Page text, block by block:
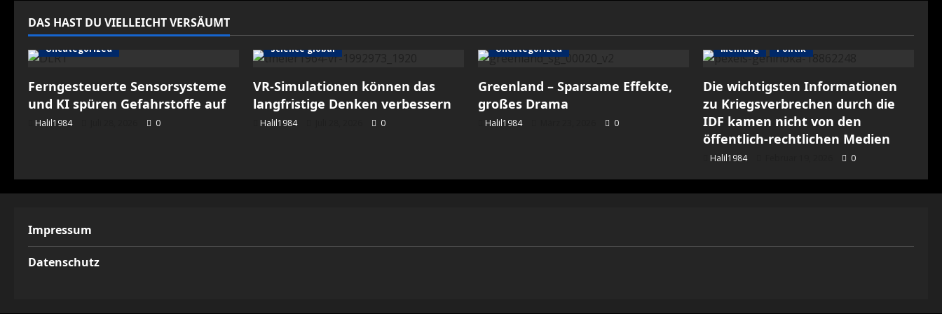
DAS HAST DU VIELLEICHT VERSÄUMT
Uncategorized
Ferngesteuerte Sensorsysteme
und KI spüren Gefahrstoffe auf
Halil1984 0
science global
VR-Simulationen können das
langfristige Denken verbessern
Halil1984 0
Uncategorized
Greenland – Sparsame Effekte,
großes Drama
Halil1984 0
Meinung Politik
Die wichtigsten Informationen
zu Kriegsverbrechen durch die
IDF kamen nicht von den
öffentlich-rechtlichen Medien
Halil1984 0
Impressum
Datenschutz